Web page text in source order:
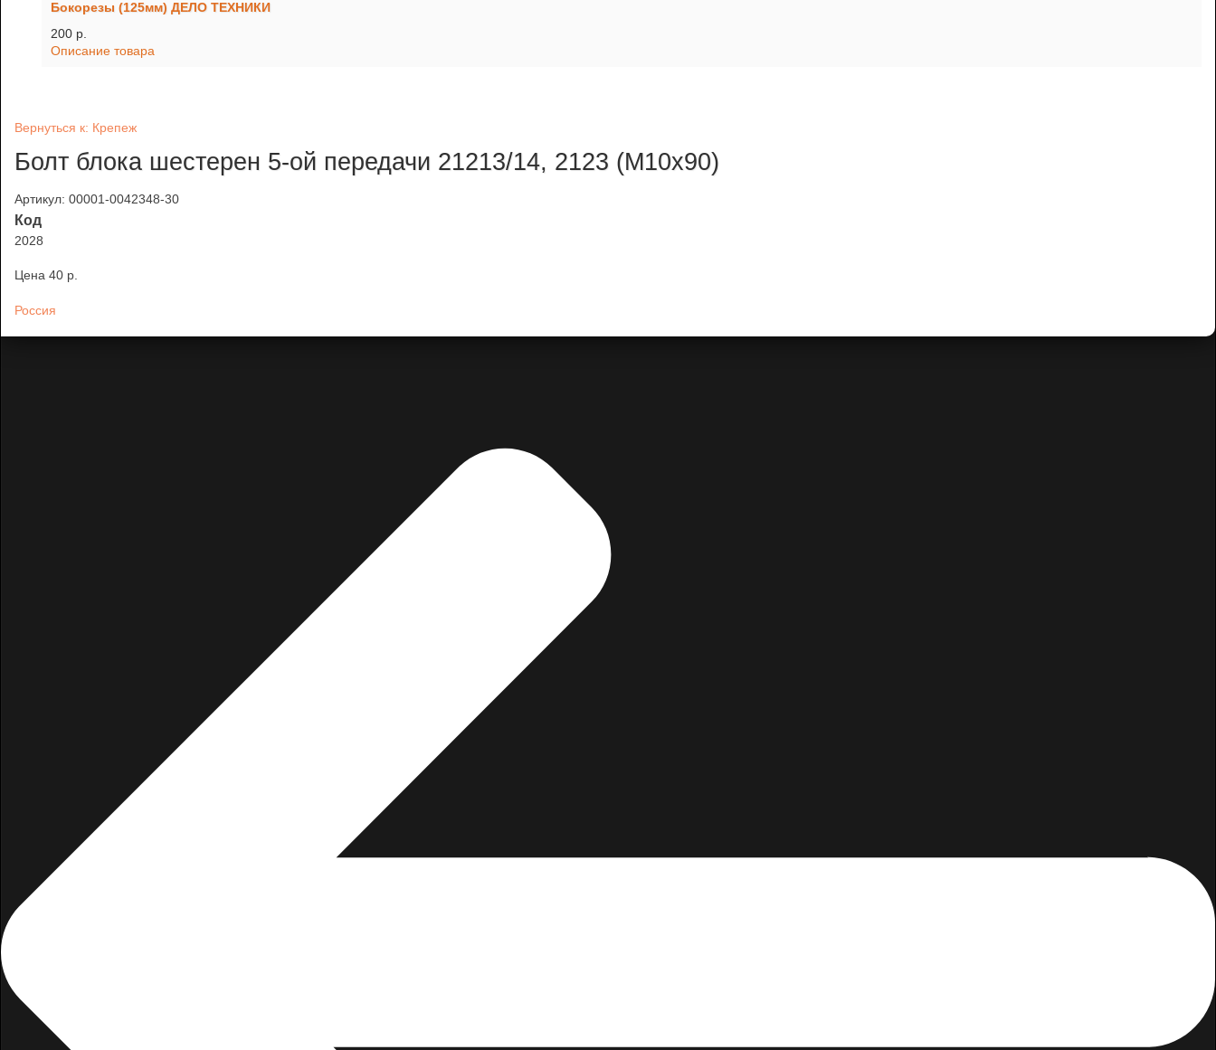
Бокорезы (125мм) ДЕЛО ТЕХНИКИ
200 p.
Описание товара
Вернуться к: Крепеж
Болт блока шестерен 5-ой передачи 21213/14, 2123 (М10х90)
Артикул: 00001-0042348-30
Код
2028
Цена 40 p.
Россия